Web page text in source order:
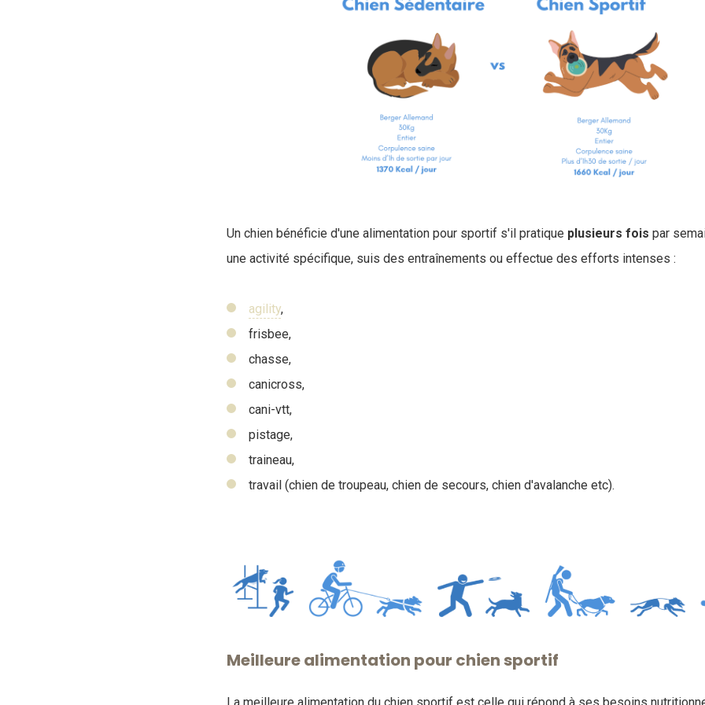
Un chien bénéficie d'une alimentation pour sportif s'il pratique plusieurs fois par
une activité spécifique, suis des entraînements ou effectue des efforts intenses :
agility,
frisbee,
chasse,
canicross,
cani-vtt,
pistage,
traineau,
travail (chien de troupeau, chien de secours, chien d'avalanche etc).
Meilleure alimentation pour chien sportif